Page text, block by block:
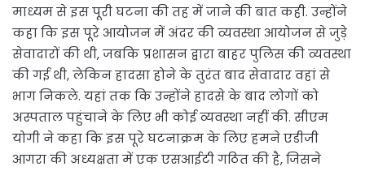
माध्यम से इस पूरी घटना की तह में जाने की बात कही. उन्होंने
कहा कि इस पूरे आयोजन में अंदर की व्यवस्था आयोजन से जुड़े
सेवादारों की थी, जबकि प्रशासन द्वारा बाहर पुलिस की व्यवस्था
की गई थी, लेकिन हादसा होने के तुरंत बाद सेवादार वहां से
भाग निकले. यहां तक कि उन्होंने हादसे के बाद लोगों को
अस्पताल पहुंचाने के लिए भी कोई व्यवस्था नहीं की. सीएम
योगी ने कहा कि इस पूरे घटनाक्रम के लिए हमने एडीजी
आगरा की अध्यक्षता में एक एसआईटी गठित की है, जिसने